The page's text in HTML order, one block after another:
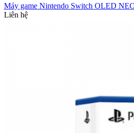
Máy game Nintendo Switch OLED
Liên hệ